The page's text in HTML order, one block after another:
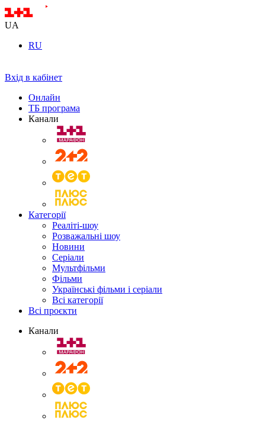
UA
RU
Вхід в кабінет
Онлайн
ТБ програма
Канали
Категорії
Реаліті-шоу
Розважальні шоу
Новини
Серіали
Мультфільми
Фільми
Українські фільми і серіали
Всі категорії
Всі проєкти
Канали